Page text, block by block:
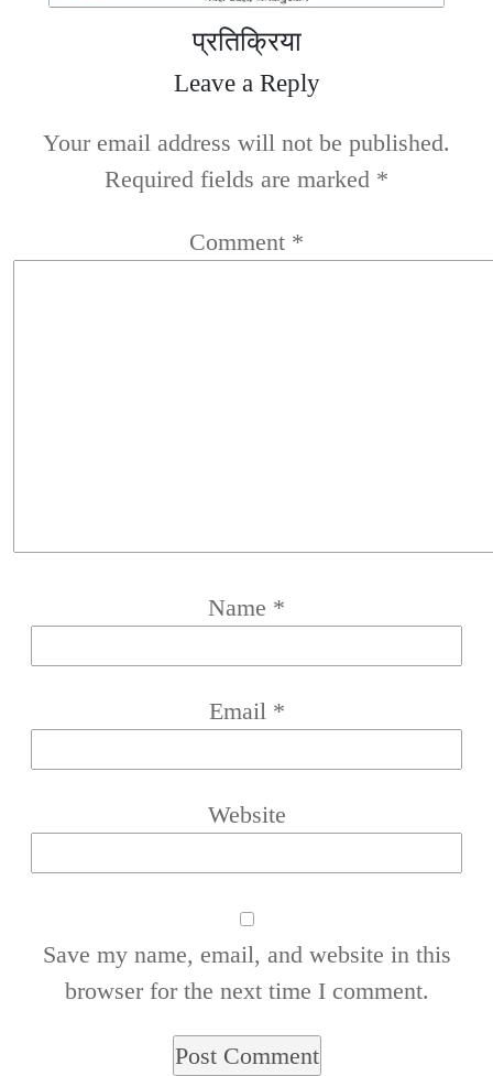
प्रतिक्रिया
Leave a Reply
Your email address will not be published.
Required fields are marked *
Comment *
Name *
Email *
Website
Save my name, email, and website in this
browser for the next time I comment.